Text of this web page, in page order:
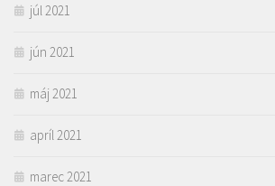
júl 2021
jún 2021
máj 2021
apríl 2021
marec 2021